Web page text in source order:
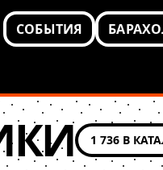
СОБЫТИЯ
1 736 В